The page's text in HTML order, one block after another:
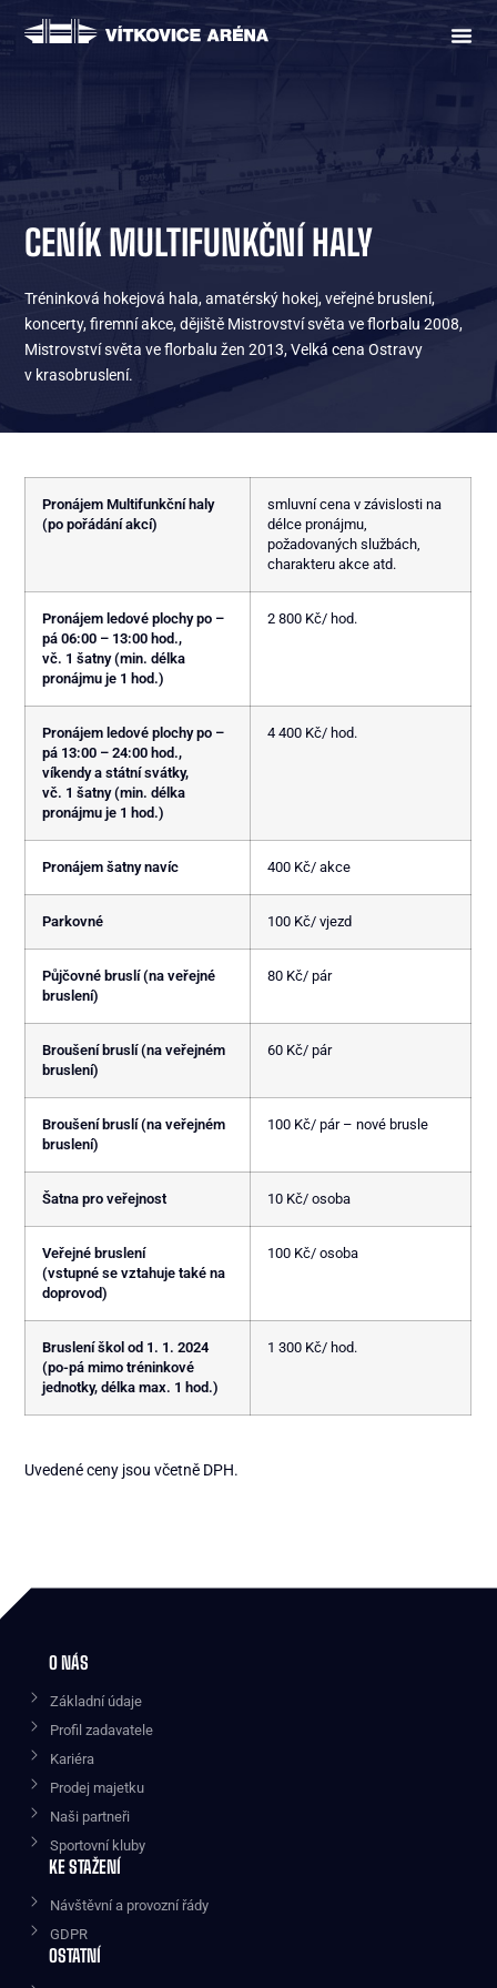
CENÍK MULTIFUNKČNÍ HALY
Tréninková hokejová hala, amatérský hokej, veřejné bruslení,
koncerty, firemní akce, dějiště Mistrovství světa ve florbalu 2008,
Mistrovství světa ve florbalu žen 2013, Velká cena Ostravy
v krasobruslení.
Pronájem Multifunkční haly
(po pořádání akcí)
smluvní cena v závislosti na
délce pronájmu,
požadovaných službách,
charakteru akce atd.
Pronájem ledové plochy po –
pá 06:00 – 13:00 hod.,
vč. 1 šatny (min. délka
pronájmu je 1 hod.)
2 800 Kč/ hod.
Pronájem ledové plochy po –
pá 13:00 – 24:00 hod.,
víkendy a státní svátky,
vč. 1 šatny (min. délka
pronájmu je 1 hod.)
4 400 Kč/ hod.
Pronájem šatny navíc 400 Kč/ akce
Parkovné 100 Kč/ vjezd
Půjčovné bruslí (na veřejné
bruslení)
80 Kč/ pár
Broušení bruslí (na veřejném
bruslení)
60 Kč/ pár
Broušení bruslí (na veřejném
bruslení)
100 Kč/ pár – nové brusle
Šatna pro veřejnost 10 Kč/ osoba
Veřejné bruslení
(vstupné se vztahuje také na
doprovod)
100 Kč/ osoba
Bruslení škol od 1. 1. 2024
(po-pá mimo tréninkové
jednotky, délka max. 1 hod.)
1 300 Kč/ hod.
Uvedené ceny jsou včetně DPH.
O NÁS
Základní údaje
Profil zadavatele
Kariéra
Prodej majetku
Naši partneři
Sportovní kluby
KE STAŽENÍ
Návštěvní a provozní řády
GDPR
OSTATNÍ